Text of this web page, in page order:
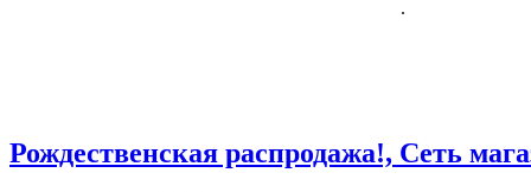
.
Рождественская распродажа!, Сеть